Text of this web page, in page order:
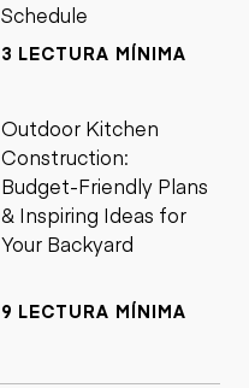
Schedule
3 LECTURA MÍNIMA
Outdoor Kitchen
Construction:
Budget-Friendly Plans
& Inspiring Ideas for
Your Backyard
9 LECTURA MÍNIMA